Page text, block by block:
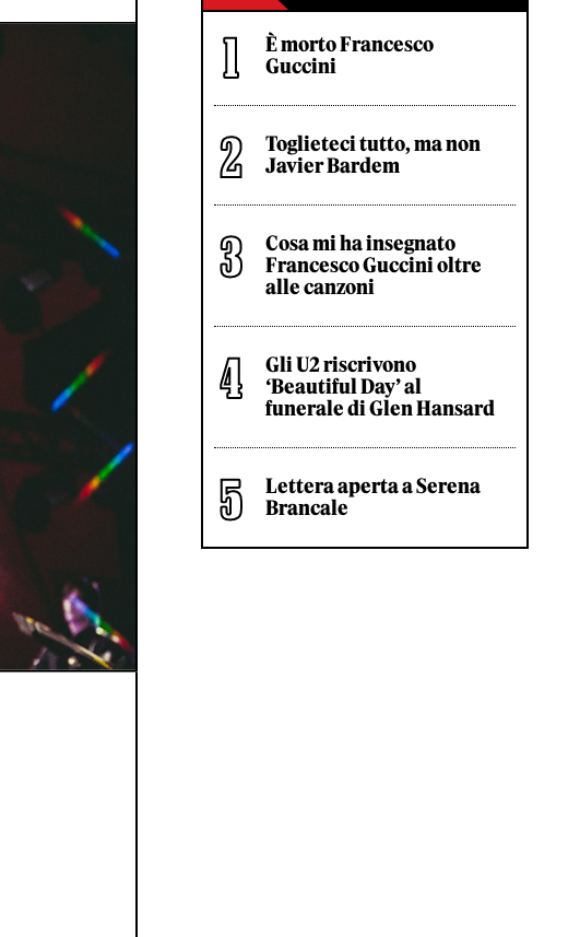
È morto Francesco
Guccini
Toglieteci tutto, ma non
Javier Bardem
Cosa mi ha insegnato
Francesco Guccini oltre
alle canzoni
Gli U2 riscrivono
‘Beautiful Day’ al
funerale di Glen Hansard
Lettera aperta a Serena
Brancale